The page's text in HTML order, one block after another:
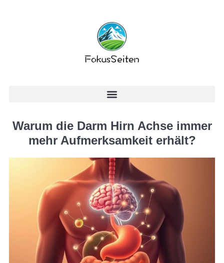
Warum die Darm Hirn Achse immer
mehr Aufmerksamkeit erhält?